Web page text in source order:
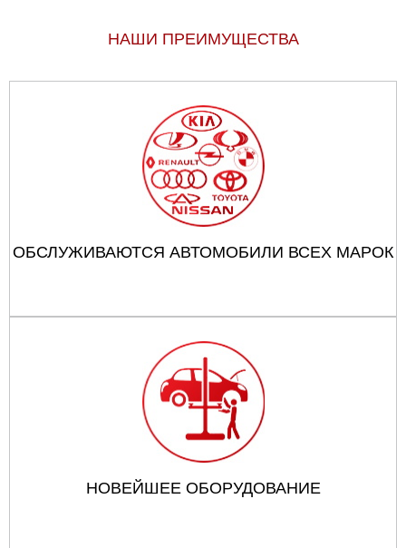
НАШИ ПРЕИМУЩЕСТВА
ОБСЛУЖИВАЮТСЯ АВТОМОБИЛИ ВСЕХ МАРОК
НОВЕЙШЕЕ ОБОРУДОВАНИЕ